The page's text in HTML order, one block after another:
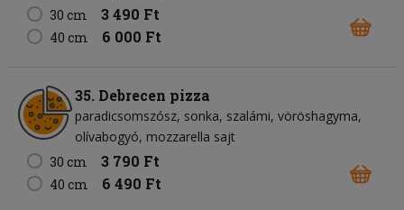
30 cm
3 490 Ft
40 cm 6 000 Ft
35. Debrecen pizza
paradicsomszósz sonka szalámi vöröshagyma
olívabogyó mozzarella sajt
30 cm
3 790 Ft
40 cm 6 490 Ft